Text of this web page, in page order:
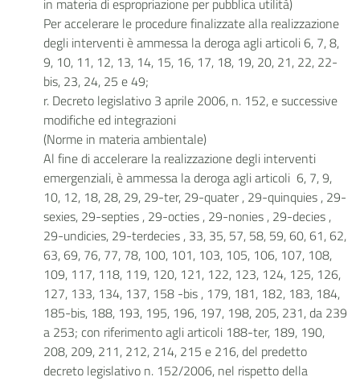
in materia di espropriazione per pubblica utilità)
Per accelerare le procedure finalizzate alla realizzazione
degli interventi è ammessa la deroga agli articoli 6, 7, 8,
9, 10, 11, 12, 13, 14, 15, 16, 17, 18, 19, 20, 21, 22, 22-
bis, 23, 24, 25 e 49;
r. Decreto legislativo 3 aprile 2006, n. 152, e successive
modifiche ed integrazioni
(Norme in materia ambientale)
Al fine di accelerare la realizzazione degli interventi
emergenziali, è ammessa la deroga agli articoli 6, 7, 9,
10, 12, 18, 28, 29, 29-ter, 29-quater , 29-quinquies , 29-
sexies, 29-septies , 29-octies , 29-nonies , 29-decies ,
29-undicies, 29-terdecies , 33, 35, 57, 58, 59, 60, 61, 62,
63, 69, 76, 77, 78, 100, 101, 103, 105, 106, 107, 108,
109, 117, 118, 119, 120, 121, 122, 123, 124, 125, 126,
127, 133, 134, 137, 158 -bis , 179, 181, 182, 183, 184,
185-bis, 188, 193, 195, 196, 197, 198, 205, 231, da 239
a 253; con riferimento agli articoli 188-ter, 189, 190,
208, 209, 211, 212, 214, 215 e 216, del predetto
decreto legislativo n. 152/2006, nel rispetto della